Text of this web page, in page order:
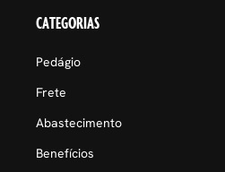
CATEGORIAS
Pedágio
Frete
Abastecimento
Benefícios